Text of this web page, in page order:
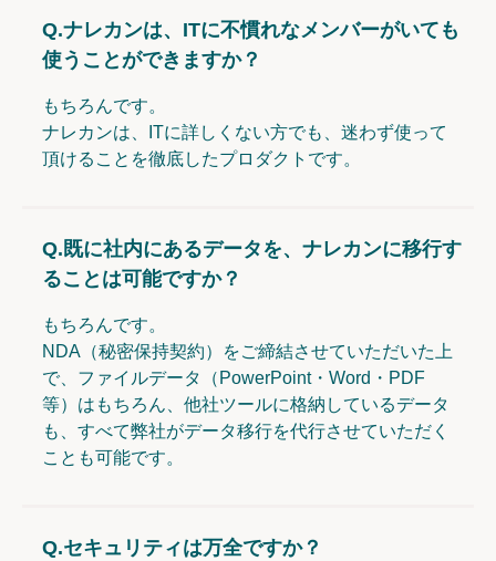
Q.ナレカンは、ITに不慣れなメンバーがいても
使うことができますか？
もちろんです。
ナレカンは、ITに詳しくない方でも、迷わず使って
頂けることを徹底したプロダクトです。
Q.既に社内にあるデータを、ナレカンに移行す
ることは可能ですか？
もちろんです。
NDA（秘密保持契約）をご締結させていただいた上
で、ファイルデータ（PowerPoint・Word・PDF
等）はもちろん、他社ツールに格納しているデータ
も、すべて弊社がデータ移行を代行させていただく
ことも可能です。
Q.セキュリティは万全ですか？